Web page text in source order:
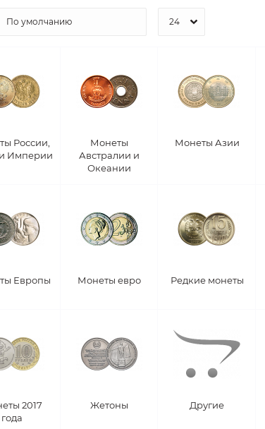
России,
Империи
Монеты
Австралии и
Океании
Монеты Азии
Европы Монеты евро Редкие монеты
2017
года
Жетоны Другие